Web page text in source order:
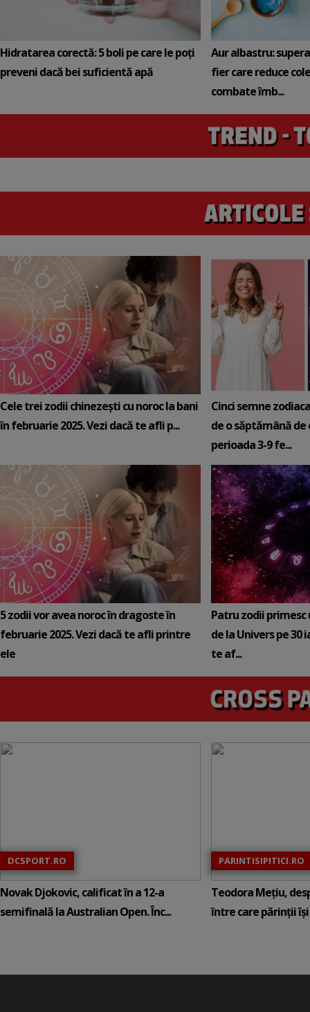
Hidratarea corectă: 5 boli pe care le poți
preveni dacă bei suficientă apă
Aur albastru:
fier care reduce
combate îmb...
Cele trei zodii chinezești cu noroc la bani
în februarie 2025. Vezi dacă te afli p...
Cinci semne
de o săptămână de
perioada 3-9 fe...
5 zodii vor avea noroc în dragoste în
februarie 2025. Vezi dacă te afli printre
ele
Patru zodii primesc
de la Univers pe 30
te af...
DCSPORT.RO
Novak Djokovic, calificat în a 12-a
semifinală la Australian Open. Înc...
PARINTISIPITICI.RO
Teodora Mețiu,
între care părinții își